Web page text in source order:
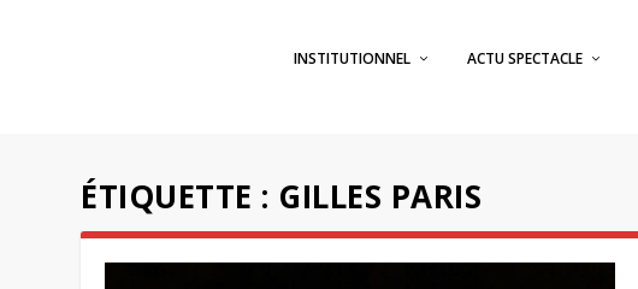
INSTITUTIONNEL ACTU SPECTACLE
ÉTIQUETTE : GILLES PARIS